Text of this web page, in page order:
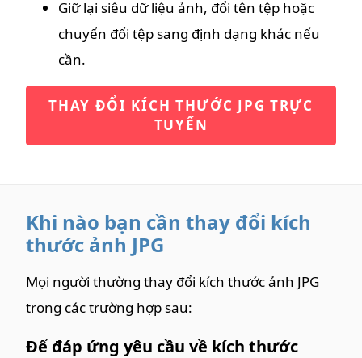
Giữ lại siêu dữ liệu ảnh, đổi tên tệp hoặc
chuyển đổi tệp sang định dạng khác nếu
cần.
THAY ĐỔI KÍCH THƯỚC JPG TRỰC
TUYẾN
Khi nào bạn cần thay đổi kích
thước ảnh JPG
Mọi người thường thay đổi kích thước ảnh JPG
trong các trường hợp sau:
Để đáp ứng yêu cầu về kích thước